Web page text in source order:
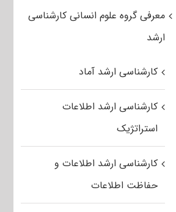
معرفی گروه علوم انسانی کارشناسی
ارشد
کارشناسی ارشد آماد
کارشناسی ارشد اطلاعات
استراتژیک
کارشناسی ارشد اطلاعات و
حفاظت اطلاعات